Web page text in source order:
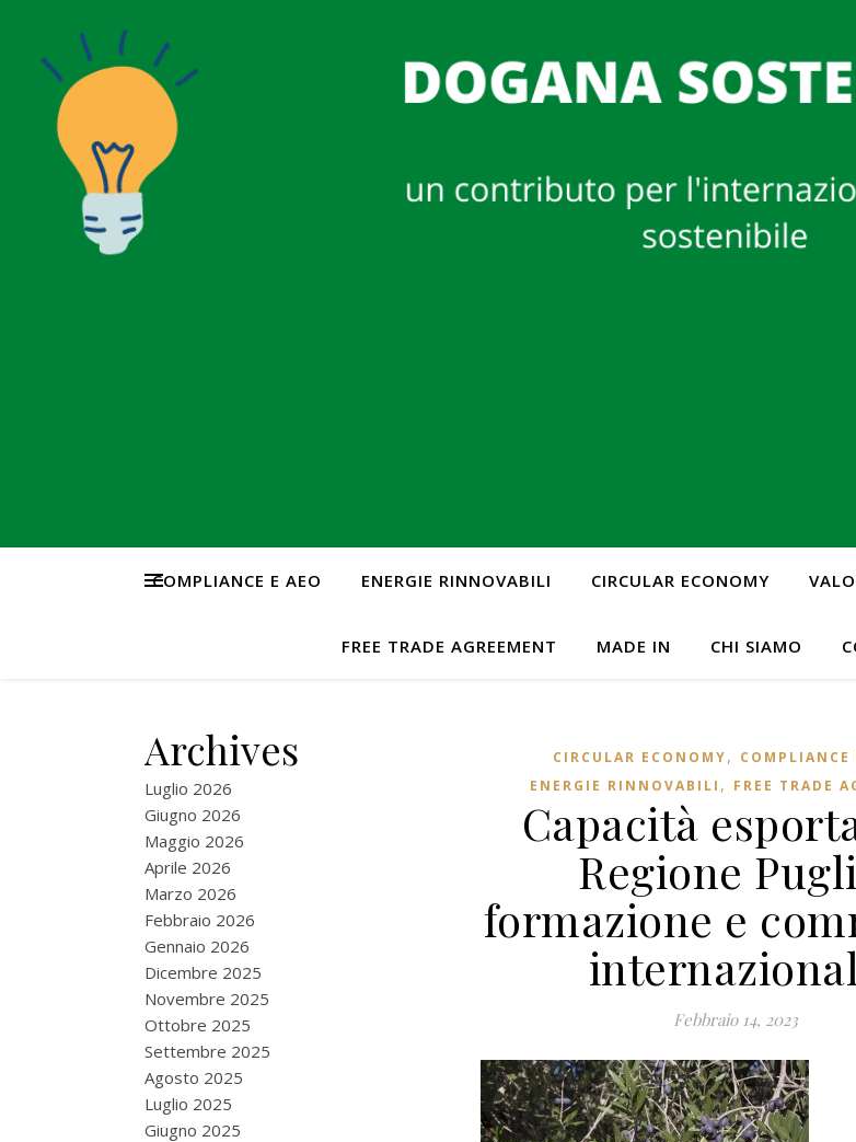
COMPLIANCE E AEO ENERGIE RINNOVABILI CIRCULAR ECONOMY
FREE TRADE AGREEMENT MADE IN CHI SIAMO
Archives
Luglio 2026
Giugno 2026
Maggio 2026
Aprile 2026
Marzo 2026
Febbraio 2026
Gennaio 2026
Dicembre 2025
Novembre 2025
Ottobre 2025
Settembre 2025
Agosto 2025
Luglio 2025
Giugno 2025
CIRCULAR ECONOMY, COMPLIANCE
ENERGIE RINNOVABILI , FREE TRADE
Capacità
Regione
formazione e
Febbraio 14, 2023